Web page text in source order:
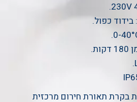
כפול.
בקרת תאורת חירום מרכזית